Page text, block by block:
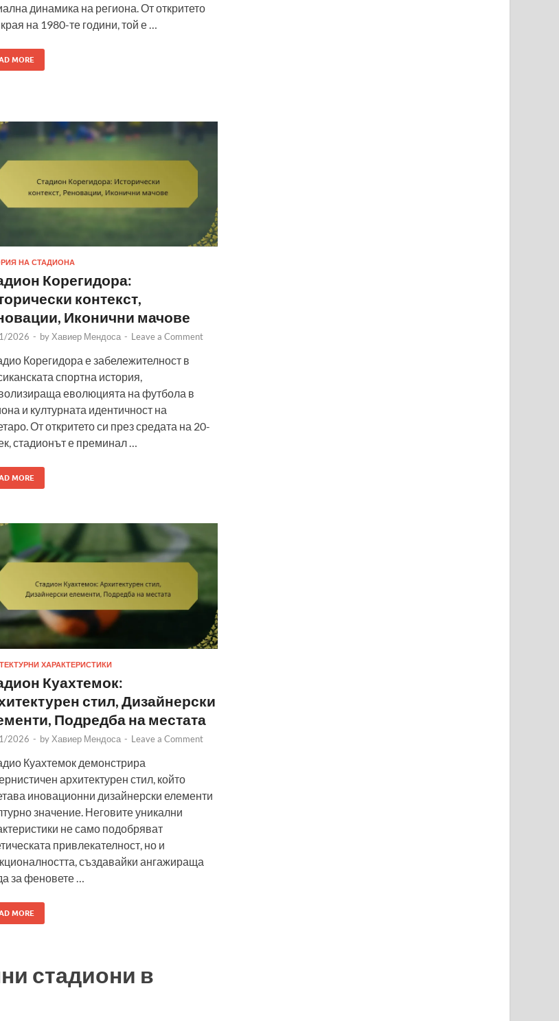
динамика на региона. От откритето
на 1980-те години, той е …
MORE
НА СТАДИОНА
Корегидора:
контекст,
Иконични мачове
2026 - byХавиер Мендоса - Leave a Comment
Корегидора е забележителност в
спортна история,
еволюцията на футбола в
и културната идентичност на
От откритето си през средата на 20-
стадионът е преминал …
MORE
ХАРАКТЕРИСТИКИ
Куахтемок:
стил, Дизайнерски
Подредба на местата
2026 - by Хавиер Мендоса - Leave a Comment
Куахтемок демонстрира
архитектурен стил, който
иновационни дизайнерски елементи
значение. Неговите уникални
не само подобряват
привлекателност, но и
създавайки ангажираща
за феновете …
MORE
стадиони в